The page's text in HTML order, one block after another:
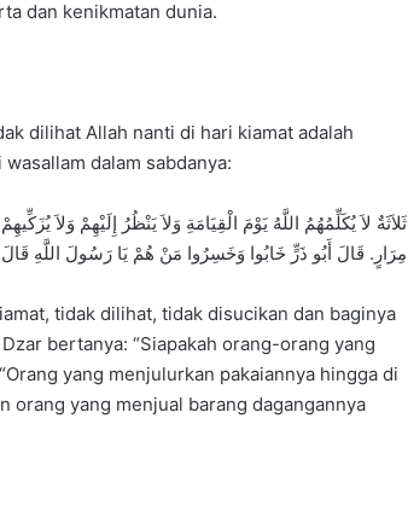
dan kenikmatan dunia.
dilihat Allah nanti di hari kiamat adalah
dalam sabdanya:
ثَلاَثَةٌ لاَ يُكَلِّمُهُمُ اللَّهُ يَوْمَ الْقِيَامَةِ وَلاَ يَنْظُرُ إِلَيْهِمْ وَلاَ
مِرَارٍ. قَالَ أَبُو ذَرٍّ خَابُوا وَخَسِرُوا مَنْ هُمْ يَا رَسُولَ اللَّهِ
tidak dilihat, tidak disucikan dan baginya
bertanya: “Siapakah orang-orang yang
yang menjulurkan pakaiannya hingga di
orang yang menjual barang dagangannya